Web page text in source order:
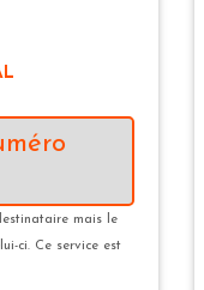
mais le
ci. Ce service est